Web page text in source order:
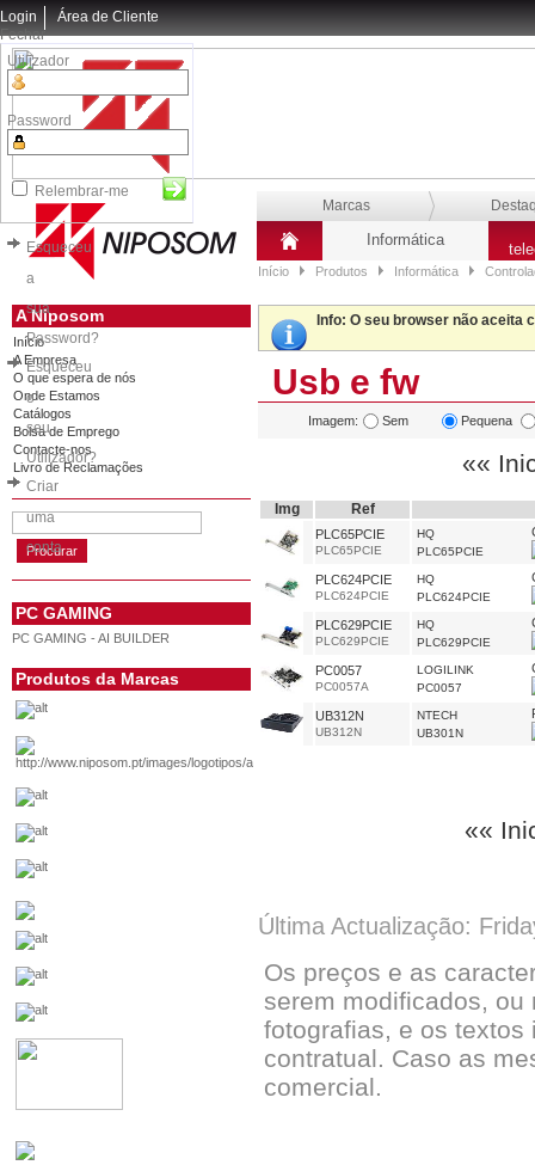
Login
Fechar
Utilizador
Password
Relembrar-me
Esqueceu
a
sua
Password?
Esqueceu
o
seu
Utilizador?
Criar
uma
conta
Área de Cliente
Marcas
Informática
Início Produtos Informática
A Niposom
Início
A Empresa
O que espera de nós
Onde Estamos
Catálogos
Bolsa de Emprego
Contacte-nos
Livro de Reclamações
PC GAMING
PC GAMING - AI BUILDER
Produtos da Marcas
Info: O seu browser não aceita
Usb e fw
Imagem: Sem Pequena
««
Img Ref
PLC65PCIE
PLC65PCIE
HQ
PLC65PCIE
PLC624PCIE
PLC624PCIE
HQ
PLC624PCIE
PLC629PCIE
PLC629PCIE
HQ
PLC629PCIE
PC0057
PC0057A
LOGILINK
PC0057
UB312N
UB312N
NTECH
UB301N
««
Última Actualização:
Os preços e as
serem modificados, ou
fotografias, e os
contratual. Caso as
comercial.